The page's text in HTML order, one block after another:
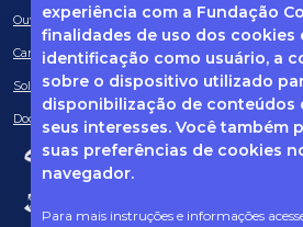
experiência com a Fundação
finalidades de uso dos cookies
identificação como usuário, a
sobre o dispositivo utilizado
disponibilização de conteúdos
seus interesses. Você também
suas preferências de cookies
navegador.
Para mais instruções e informações
Ouvidoria
Canal de Denúncias
Solicitação de informações
Documentos obrigatórios